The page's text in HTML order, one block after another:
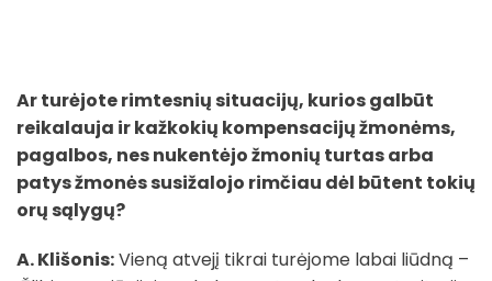
Ar turėjote rimtesnių situacijų, kurios galbūt
reikalauja ir kažkokių kompensacijų žmonėms,
pagalbos, nes nukentėjo žmonių turtas arba
patys žmonės susižalojo rimčiau dėl būtent tokių
orų sąlygų?
A. Klišonis:Vieną atvejį tikrai turėjome labai liūdną –